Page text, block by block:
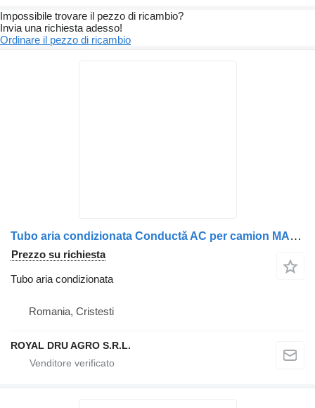
Impossibile trovare il pezzo di ricambio?
Invia una richiesta adesso!
Ordinare il pezzo di ricambio
Tubo aria condizionata Conductă AC per camion MAN 81619750289
Prezzo su richiesta
Tubo aria condizionata
Romania, Cristesti
ROYAL DRU AGRO S.R.L.